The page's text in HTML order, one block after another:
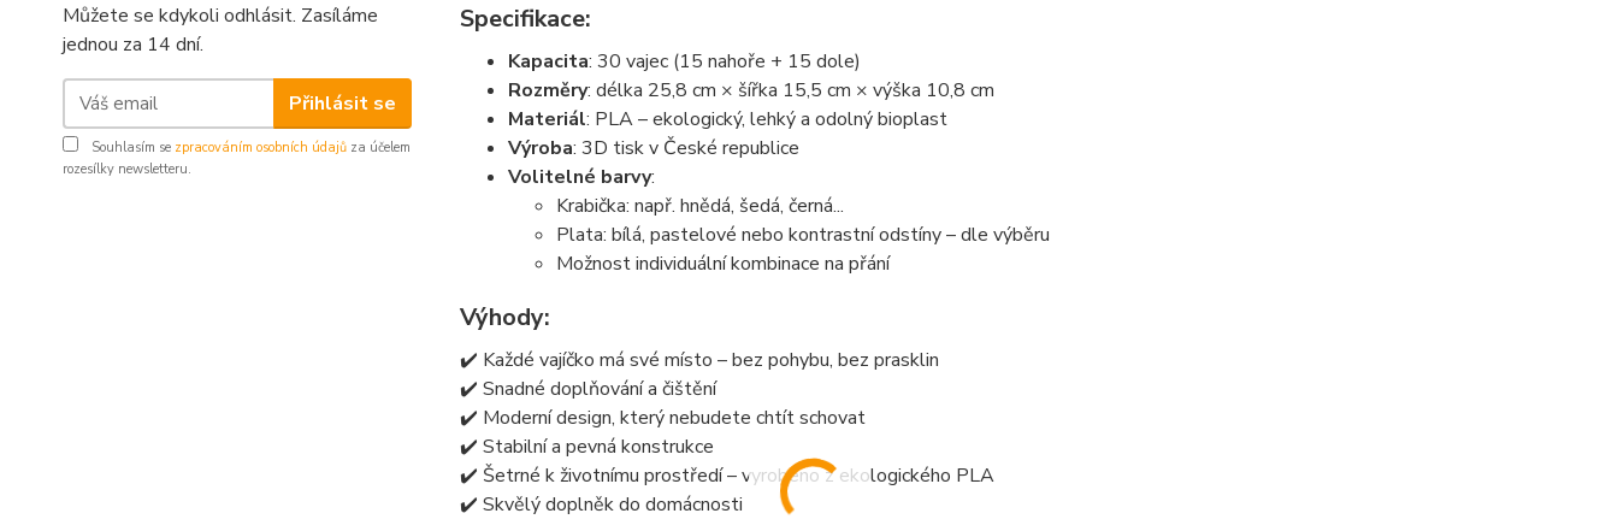
Můžete se kdykoli odhlásit. Zasíláme
jednou za 14 dní.
Přihlásit se
Souhlasím se zpracováním osobních údajů za účelem
rozesílky newsletteru.
Specifikace:
Kapacita: 30 vajec (15 nahoře + 15 dole)
Rozměry: délka 25,8 cm × šířka 15,5 cm × výška 10,8 cm
Materiál: PLA – ekologický, lehký a odolný bioplast
Výroba: 3D tisk v České republice
Volitelné barvy:
Krabička: např. hnědá, šedá, černá...
Plata: bílá, pastelové nebo kontrastní odstíny – dle výběru
Možnost individuální kombinace na přání
Výhody:
✔️ Každé vajíčko má své místo – bez pohybu, bez prasklin
✔️ Snadné doplňování a čištění
✔️ Moderní design, který nebudete chtít schovat
✔️ Stabilní a pevná konstrukce
✔️ Šetrné k životnímu prostředí – vyrobeno z ekologického PLA
✔️ Skvělý doplněk do domácnosti